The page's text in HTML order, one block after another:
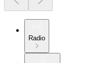
Radio